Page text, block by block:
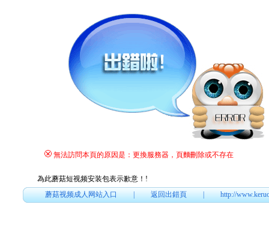
無法訪問本頁的原因是：更換服務器，頁麵刪除或不存在
為此蘑菇短视频安装包表示歉意！ !
蘑菇视频成人网站入口|返回出錯頁|http://